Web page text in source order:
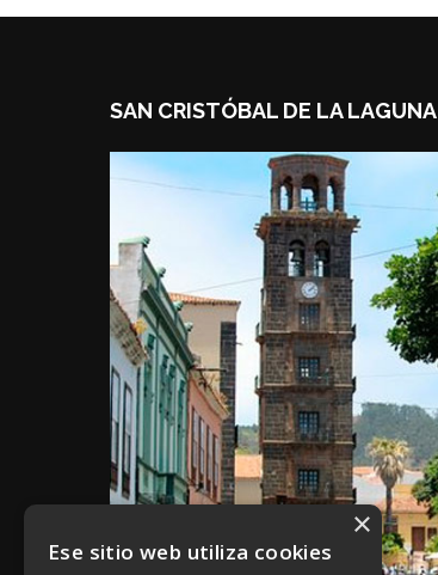
SAN CRISTÓBAL DE LA LAGUNA
×
Ese sitio web utiliza cookies